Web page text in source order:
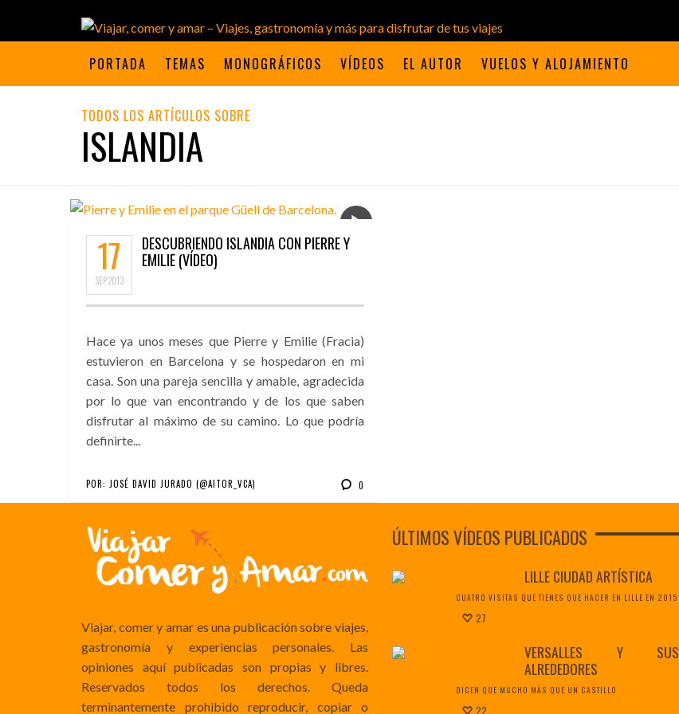
PORTADA TEMAS MONOGRÁFICOS VÍDEOS EL AUTOR VUELOS Y ALOJAMIENTO
TODOS LOS ARTÍCULOS SOBRE
ISLANDIA
17
SEP2013
DESCUBRIENDO ISLANDIA CON PIERRE Y
EMILIE (VÍDEO)
Hace ya unos meses que Pierre y Emilie (Fracia)
estuvieron en Barcelona y se hospedaron en mi
casa. Son una pareja sencilla y amable, agradecida
por lo que van encontrando y de los que saben
disfrutar al máximo de su camino. Lo que podría
definirte...
POR: JOSÉ DAVID JURADO (@AITOR_VCA) 0
Viajar, comer y amar es una publicación sobre viajes,
gastronomía y experiencias personales. Las
opiniones aquí publicadas son propias y libres.
Reservados todos los derechos. Queda
terminantemente prohibido reproducir, copiar o
ÚLTIMOS VÍDEOS PUBLICADOS
LILLE CIUDAD ARTÍSTICA
CUATRO VISITAS QUE TIENES QUE HACER EN LILLE EN 2015
27
VERSALLES Y SUS
ALREDEDORES
DICEN QUE MUCHO MÁS QUE UN CASTILLO
22